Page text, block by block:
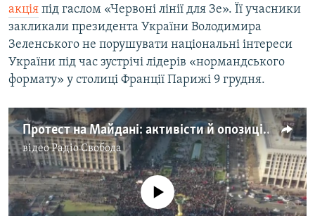
акція під гаслом «Червоні лінії для Зе». Її учасники
закликали президента України Володимира
Зеленського не порушувати національні інтереси
України під час зустрічі лідерів «нормандського
формату» у столиці Франції Парижі 9 грудня.
Протест на Майдані: активісти й опозиція окреслили «червоні лінії» для «нормандської зустрічі» – відео
відеоРадіо Свобода
No media source currently available